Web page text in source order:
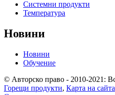
Системни продукти
Температура
Новини
Новини
Обучение
© Авторско право - 2010-2021:
Горещи продукти, Карта на сайта